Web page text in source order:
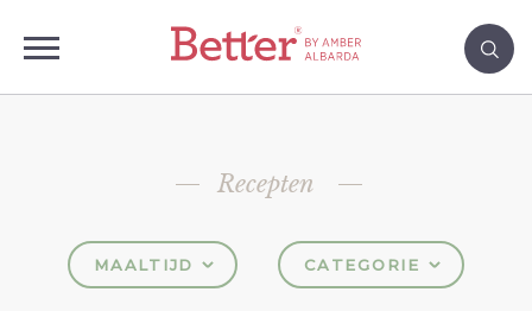
Recepten
MAALTIJD CATEGORIE